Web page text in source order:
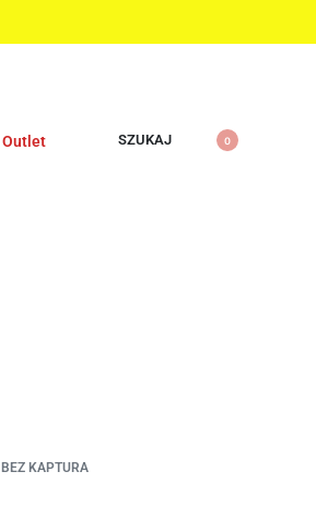
Outlet SZUKAJ 0
KAPTURA